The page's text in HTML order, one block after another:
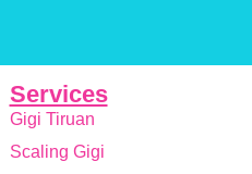
Services
Gigi Tiruan
Scaling Gigi